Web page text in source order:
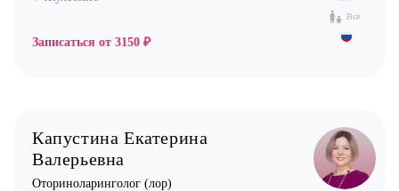
Остеопат
Психолог
Пульмонолог
Все
Записаться от 3150 ₽
Капустина Екатерина
Валерьевна
Оториноларинголог (лор)